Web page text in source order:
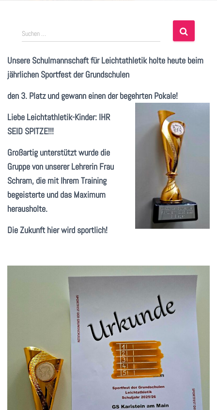
S
u
h
e
n
c
:
Suchen …
Unsere Schulmannschaft für Leichtathletik holte heute beim
jährlichen Sportfest der Grundschulen
den 3. Platz und gewann einen der begehrten Pokale!
Liebe Leichtathletik-Kinder: IHR
SEID SPITZE!!!
Großartig unterstützt wurde die
Gruppe von unserer Lehrerin Frau
Schram, die mit Ihrem Training
begeisterte und das Maximum
herausholte.
Die Zukunft hier wird sportlich!